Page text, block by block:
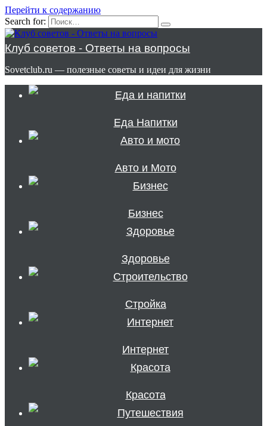
Перейти к содержанию
Search for:
Клуб советов - Ответы на вопросы
Sovetclub.ru — полезные советы и идеи для жизни
Еда Напитки
Авто и Мото
Бизнес
Здоровье
Стройка
Интернет
Красота